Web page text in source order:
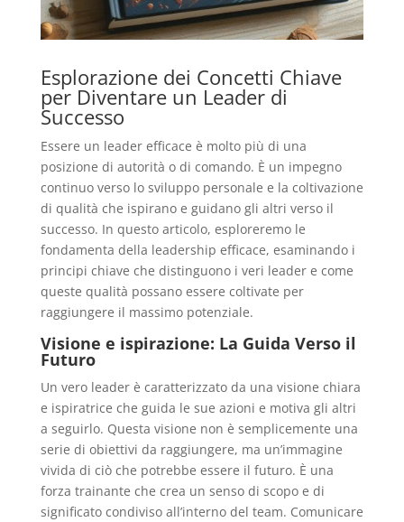
Esplorazione dei Concetti Chiave
per Diventare un Leader di
Successo
Essere un leader efficace è molto più di una
posizione di autorità o di comando. È un impegno
continuo verso lo sviluppo personale e la coltivazione
di qualità che ispirano e guidano gli altri verso il
successo. In questo articolo, esploreremo le
fondamenta della leadership efficace, esaminando i
principi chiave che distinguono i veri leader e come
queste qualità possano essere coltivate per
raggiungere il massimo potenziale.
Visione e ispirazione: La Guida Verso il
Futuro
Un vero leader è caratterizzato da una visione chiara
e ispiratrice che guida le sue azioni e motiva gli altri
a seguirlo. Questa visione non è semplicemente una
serie di obiettivi da raggiungere, ma un’immagine
vivida di ciò che potrebbe essere il futuro. È una
forza trainante che crea un senso di scopo e di
significato condiviso all’interno del team. Comunicare